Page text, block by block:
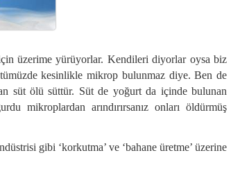
üzerime yürüyorlar. Kendileri diyorlar oysa biz
kesinlikle mikrop bulunmaz diye. Ben de
süt ölü süttür. Süt de yoğurt da içinde bulunan
mikroplardan arındırırsanız onları öldürmüş
gibi ‘korkutma’ ve ‘bahane üretme’ üzerine